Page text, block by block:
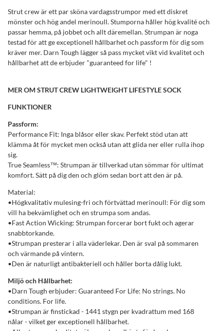
Strut crew är ett par sköna vardagsstrumpor med ett diskret
mönster och hög andel merinoull. Stumporna håller hög kvalité och
passar hemma, på jobbet och allt däremellan. Strumpan är noga
testad för att ge exceptionell hållbarhet och passform för dig som
kräver mer. Darn Tough lägger så pass mycket vikt vid kvalitet och
hållbarhet att de erbjuder "guaranteed for life" !
MER OM STRUT CREW LIGHTWEIGHT LIFESTYLE SOCK
FUNKTIONER
Passform:
Performance Fit: Inga blåsor eller skav. Perfekt stöd utan att
klämma åt för mycket men också utan att glida ner eller rulla ihop
sig.
True Seamless™: Strumpan är tillverkad utan sömmar för ultimat
komfort. Sätt på dig den och glöm sedan bort att den är på.
Material:
•Högkvalitativ mulesing-fri och förtvättad merinoull: För dig som
vill ha bekvämlighet och en strumpa som andas.
•Fast Action Wicking: Strumpan forcerar bort fukt och agerar
snabbtorkande.
•Strumpan presterar i alla väderlekar. Den är sval på sommaren
och värmande på vintern.
•Den är naturligt antibakteriell och håller borta dålig lukt.
Miljö och Hållbarhet:
•Darn Tough erbjuder: Guaranteed For Life: No strings. No
conditions. For life.
•Strumpan är finstickad - 1441 stygn per kvadrattum med 168
nålar - vilket ger exceptionell hållbarhet.